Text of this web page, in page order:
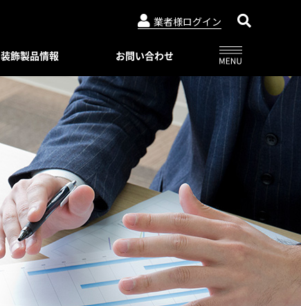
業者様ログイン
リーズ
・デザイン
ビネーション ユニット
ニットタイプ
イプ
クパネル
タルパネル
アンティック手摺子
装飾製品情報
アルビュー（フェンス）
特別注文仕様（製品比較表）
レジデンシャルシリーズ
ロートアイアン
スライディングゲートL/オートスライ
ディングゲート L
オートゲートシステム
標準色・色見本
アルテック製品の安全で正しい使い方
お問い合わせ
03-3764-5811 メールでのお問合せ
06-6644-6421 メールでのお問合せ
092-482-8435 メールでのお問合せ
03-3764-5811 メールでのお問合せ
ニュースリリース
会社概要
WEBカタログ一覧
著作権・特許について
プライバシーポリシー
Online shop
アルドレックス
Online shop
アルフェーズ
Aluteck-TOSO
アルテック塗装